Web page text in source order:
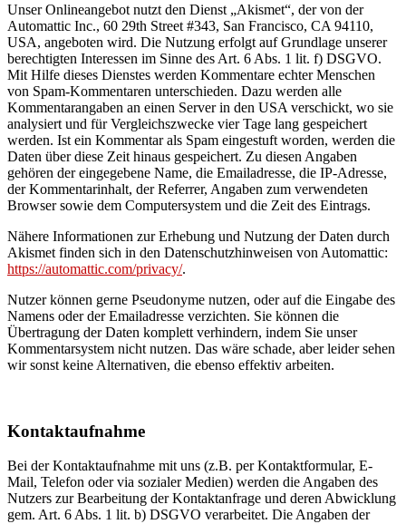
Unser Onlineangebot nutzt den Dienst „Akismet“, der von der
Automattic Inc., 60 29th Street #343, San Francisco, CA 94110,
USA, angeboten wird. Die Nutzung erfolgt auf Grundlage unserer
berechtigten Interessen im Sinne des Art. 6 Abs. 1 lit. f) DSGVO.
Mit Hilfe dieses Dienstes werden Kommentare echter Menschen
von Spam-Kommentaren unterschieden. Dazu werden alle
Kommentarangaben an einen Server in den USA verschickt, wo sie
analysiert und für Vergleichszwecke vier Tage lang gespeichert
werden. Ist ein Kommentar als Spam eingestuft worden, werden die
Daten über diese Zeit hinaus gespeichert. Zu diesen Angaben
gehören der eingegebene Name, die Emailadresse, die IP-Adresse,
der Kommentarinhalt, der Referrer, Angaben zum verwendeten
Browser sowie dem Computersystem und die Zeit des Eintrags.
Nähere Informationen zur Erhebung und Nutzung der Daten durch
Akismet finden sich in den Datenschutzhinweisen von Automattic:
https://automattic.com/privacy/.
Nutzer können gerne Pseudonyme nutzen, oder auf die Eingabe des
Namens oder der Emailadresse verzichten. Sie können die
Übertragung der Daten komplett verhindern, indem Sie unser
Kommentarsystem nicht nutzen. Das wäre schade, aber leider sehen
wir sonst keine Alternativen, die ebenso effektiv arbeiten.
Kontaktaufnahme
Bei der Kontaktaufnahme mit uns (z.B. per Kontaktformular, E-
Mail, Telefon oder via sozialer Medien) werden die Angaben des
Nutzers zur Bearbeitung der Kontaktanfrage und deren Abwicklung
gem. Art. 6 Abs. 1 lit. b) DSGVO verarbeitet. Die Angaben der